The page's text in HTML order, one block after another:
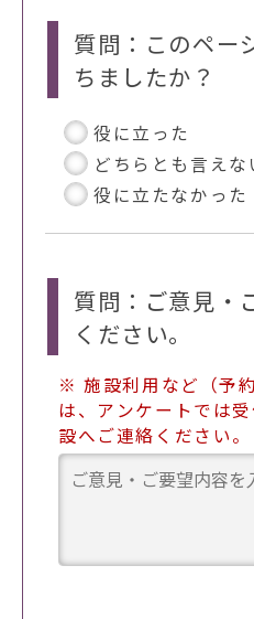
質問：このペー
ちましたか？
役に立った
どちらとも言えな
役に立たなかった
質問：ご意見・
ください。
※ 施設利用など（予
は、アンケートでは
設へご連絡ください。